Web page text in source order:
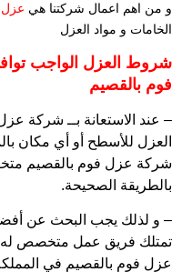
و من اهم اعمال شركتنا هي عزل
الخامات و مواد العزل
شروط العزل الواجب
فوم بالقصيم
– عند الاستعانة بــ شركة
العزل للأسطح أو أي مكان
شركة عزل فوم بالقصيم
بالطريقة الصحيحة.
– و لذلك يجب البحث عن
تمتلك فريق عمل متخصص له
عزل فوم بالقصيم في